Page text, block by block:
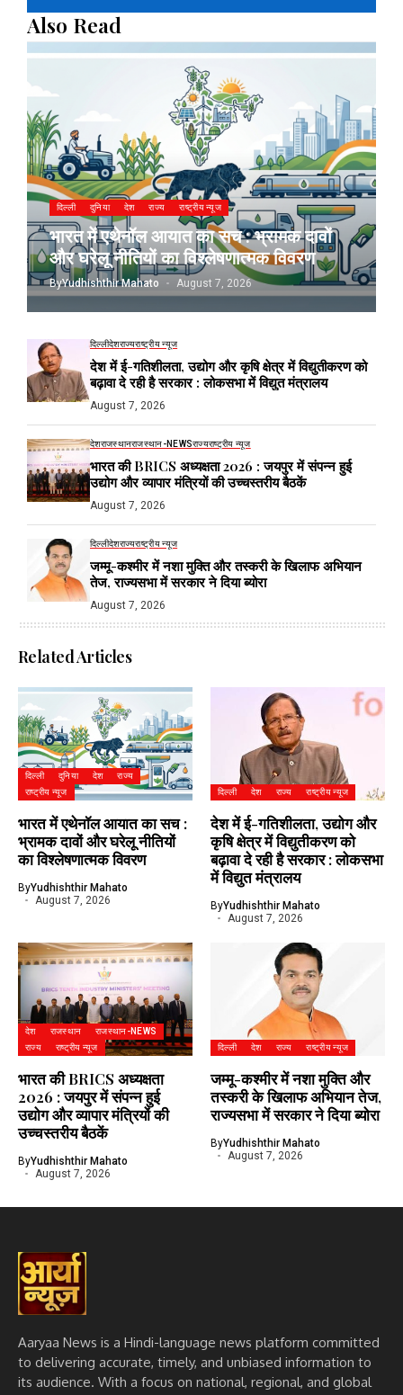
Also Read
दिल्ली दुनिया देश राज्य राष्ट्रीय न्यूज
भारत में एथेनॉल आयात का सच : भ्रामक दावों
और घरेलू नीतियों का विश्लेषणात्मक विवरण
ByYudhishthir Mahato August 7, 2026
दिल्लीदेशराज्यराष्ट्रीय न्यूज
देश में ई-गतिशीलता, उद्योग और कृषि क्षेत्र में विद्युतीकरण को
बढ़ावा दे रही है सरकार : लोकसभा में विद्युत मंत्रालय
August 7, 2026
देशराजस्थानराजस्थान-NEWSराज्यराष्ट्रीय न्यूज
भारत की BRICS अध्यक्षता 2026 : जयपुर में संपन्न हुई
उद्योग और व्यापार मंत्रियों की उच्चस्तरीय बैठकें
August 7, 2026
दिल्लीदेशराज्यराष्ट्रीय न्यूज
जम्मू-कश्मीर में नशा मुक्ति और तस्करी के खिलाफ अभियान
तेज, राज्यसभा में सरकार ने दिया ब्योरा
August 7, 2026
Related Articles
दिल्ली दुनिया देश
राज्य
राष्ट्रीय न्यूज
भारत में एथेनॉल आयात का सच :
भ्रामक दावों और घरेलू नीतियों
का विश्लेषणात्मक विवरण
ByYudhishthir Mahato
August 7, 2026
दिल्ली देश राज्य राष्ट्रीय न्यूज
देश में ई-गतिशीलता, उद्योग और
कृषि क्षेत्र में विद्युतीकरण को
बढ़ावा दे रही है सरकार : लोकसभा
में विद्युत मंत्रालय
ByYudhishthir Mahato
August 7, 2026
देश राजस्थान
राजस्थान-NEWS
राज्य
राष्ट्रीय न्यूज
भारत की BRICS अध्यक्षता
2026 : जयपुर में संपन्न हुई
उद्योग और व्यापार मंत्रियों की
उच्चस्तरीय बैठकें
ByYudhishthir Mahato
August 7, 2026
दिल्ली देश राज्य राष्ट्रीय न्यूज
जम्मू-कश्मीर में नशा मुक्ति और
तस्करी के खिलाफ अभियान तेज,
राज्यसभा में सरकार ने दिया ब्योरा
ByYudhishthir Mahato
August 7, 2026
Aaryaa News is a Hindi-language news platform committed
to delivering accurate, timely, and unbiased information to
its audience. With a focus on national, regional, and global